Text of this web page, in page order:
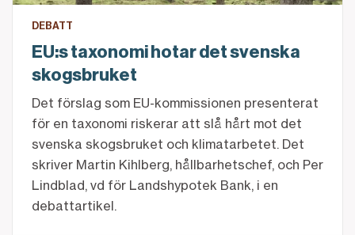
DEBATT
EU:s taxonomi hotar det svenska
skogsbruket
Det förslag som EU-kommissionen presenterat
för en taxonomi riskerar att slå hårt mot det
svenska skogsbruket och klimatarbetet. Det
skriver Martin Kihlberg, hållbarhetschef, och Per
Lindblad, vd för Landshypotek Bank, i en
debattartikel.